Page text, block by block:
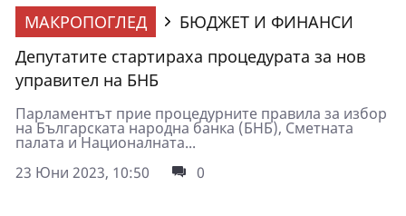
МАКРОПОГЛЕД
БЮДЖЕТ И ФИНАНСИ
Депутатите стартираха процедурата за нов
управител на БНБ
Парламентът прие процедурните правила за избор
на Българската народна банка (БНБ), Сметната
палата и Националната...
23 Юни 2023, 10:50
0